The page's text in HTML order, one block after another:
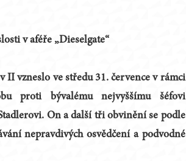
Z JEDNÁNÍ
v aféře „Dieselgate“
II vzneslo ve středu 31. července v rámci
proti bývalému nejvyššímu šéfovi
On a další tři obvinění se podle
nepravdivých osvědčení a podvodné